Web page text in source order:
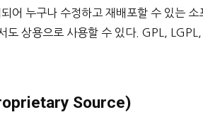
어 누구나 수정하고 재배포할 수 있는
도 상용으로 사용할 수 있다. GPL,
Source)